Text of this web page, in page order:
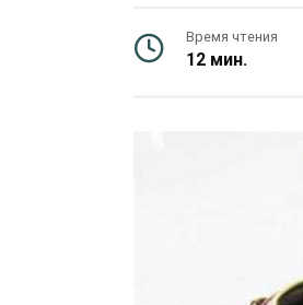
Время чтения
12 мин.